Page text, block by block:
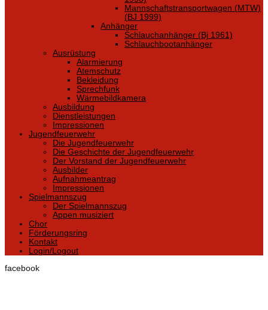
Mannschaftstransportwagen (MTW)
(BJ 1999)
Anhänger
Schlauchanhänger (Bj 1961)
Schlauchbootanhänger
Ausrüstung
Alarmierung
Atemschutz
Bekleidung
Sprechfunk
Wärmebildkamera
Ausbildung
Dienstleistungen
Impressionen
Jugendfeuerwehr
Die Jugendfeuerwehr
Die Geschichte der Jugendfeuerwehr
Der Vorstand der Jugendfeuerwehr
Ausbilder
Aufnahmeantrag
Impressionen
Spielmannszug
Der Spielmannszug
Appen musiziert
Chor
Förderungsring
Kontakt
Login/Logout
facebook